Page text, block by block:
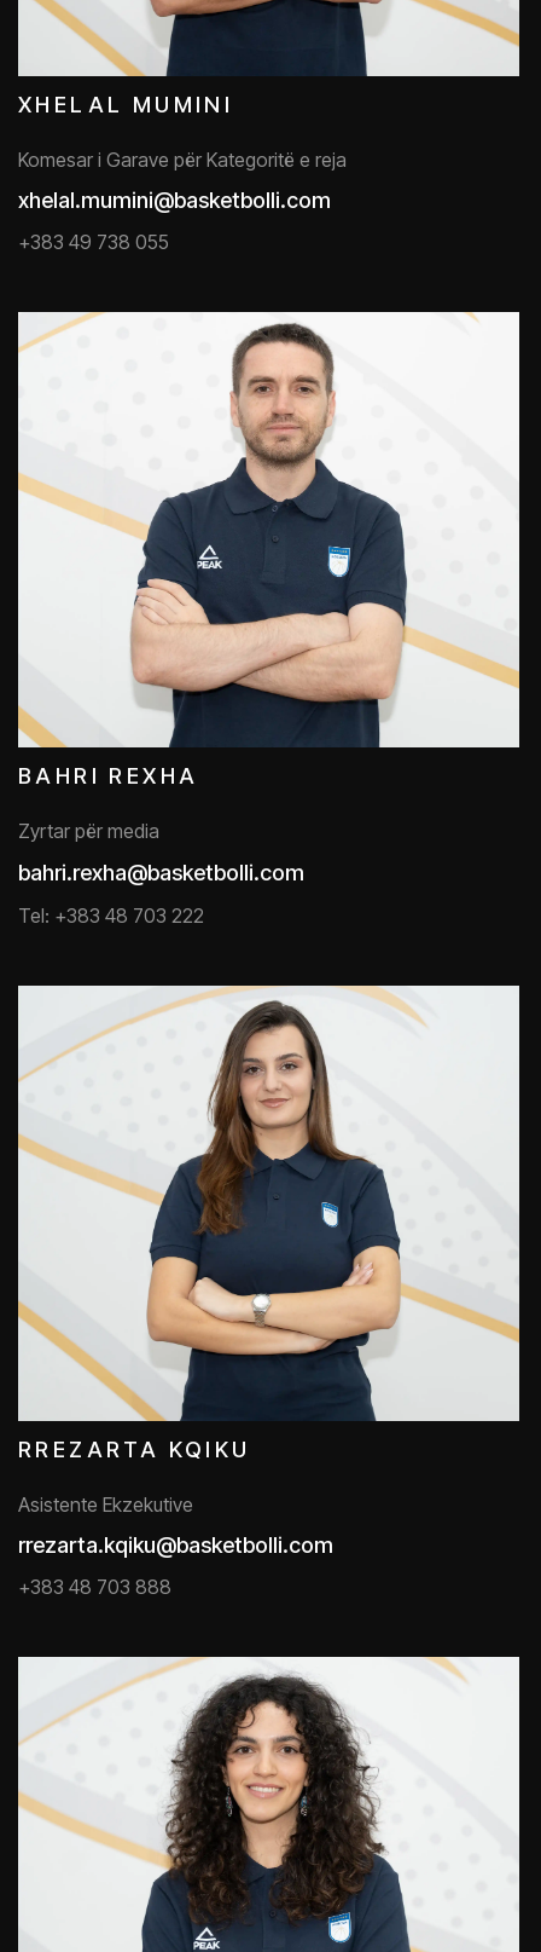
XHELAL MUMINI
Komesar i Garave për Kategoritë e reja
xhelal.mumini@basketbolli.com
+383 49 738 055
BAHRI REXHA
Zyrtar për media
bahri.rexha@basketbolli.com
Tel: +383 48 703 222
RREZARTA KQIKU
Asistente Ekzekutive
rrezarta.kqiku@basketbolli.com
+383 48 703 888